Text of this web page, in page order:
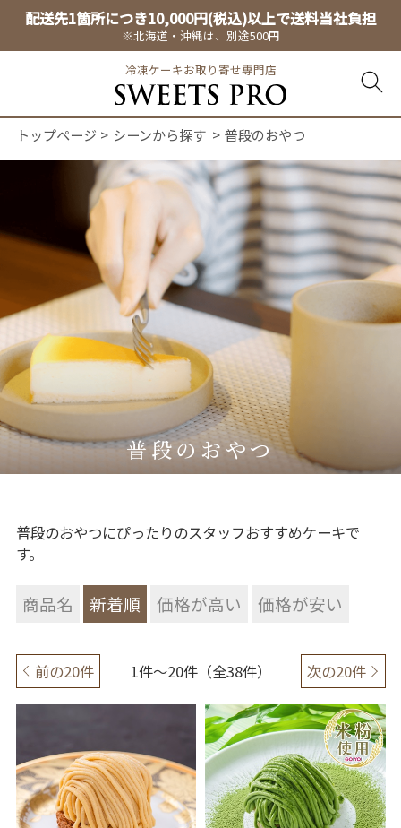
配送先1箇所につき10,000円(税込)以上で送料当社負担
※北海道・沖縄は、別途500円
冷凍ケーキお取り寄せ専門店
トップページ シーンから探す 普段のおやつ
普段のおやつ
普段のおやつにぴったりのスタッフおすすめケーキで
す。
商品名 新着順 価格が高い 価格が安い
前の20件 1件～20件（全38件） 次の20件